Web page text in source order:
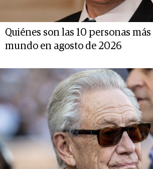
Quiénes son las 10 personas
mundo en agosto de 2026